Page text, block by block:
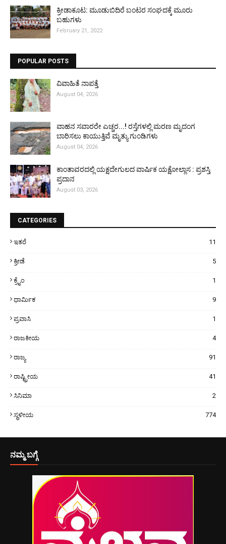
ಕ್ರೀಡಾಕೂಟ: ಮೂಡುಬಿದಿರೆ ಬಂಟರ ಸಂಘದಕ್ಕೆ ಮೂರು
ಬಹುಗಳು
February 21, 2022
POPULAR POSTS
ವಿವಾಹಿತೆ ನಾಪತ್ತೆ
August 04, 2026
ವಾಹನ ಸವಾರರೇ ಎಚ್ಚರ...! ರಸ್ತೆಗಳಲ್ಲಿ ಮರಣ ಮೃದಂಗ
ಬಾರಿಸಲು ಕಾಯುತ್ತಿವೆ ಮೃತ್ಯು ಗುಂಡಿಗಳು
August 04, 2026
ಕಾಂತಾವರದಲ್ಲಿ ಯಕ್ಷದೇಗುಲದ ವಾರ್ಷಿಕ ಯಕ್ಷೋಲ್ಲಾಸ : ಪ್ರಶಸ್ತಿ
ಪ್ರದಾನ
August 03, 2026
CATEGORIES
ಇತರೆ 11
ಕ್ರೀಡೆ 5
ಕ್ರೈಂ 1
ಧಾರ್ಮಿಕ 9
ಪ್ರವಾಸಿ 1
ರಾಜಕೀಯ 4
ರಾಜ್ಯ 91
ರಾಷ್ಟ್ರೀಯ 41
ಸಿನಿಮಾ 2
ಸ್ಥಳೀಯ 774
ನಮ್ಮ ಬಗ್ಗೆ